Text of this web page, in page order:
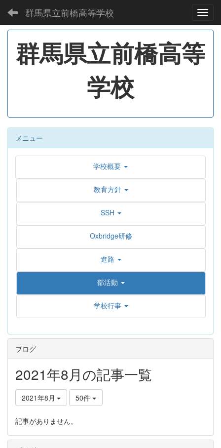
群馬県立前橋高等学校
群馬県立前橋高等
学校
メニュー
学校概要
教育方針
SSH
Oxbridge研修
進路
部活動
学校行事
ブログ
2021年8月の記事一覧
2021年8月 50件
記事がありません。